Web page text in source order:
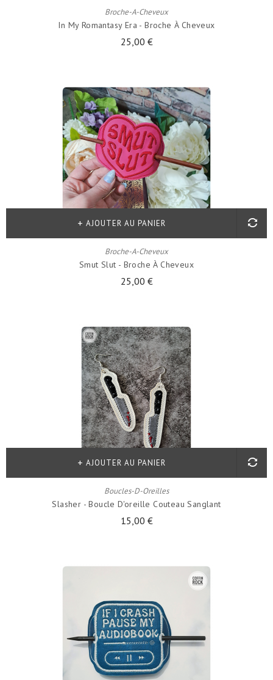
Broche-A-Cheveux
In My Romantasy Era - Broche À Cheveux
25,00 €
Broche-A-Cheveux
Smut Slut - Broche À Cheveux
25,00 €
AJOUTER AU PANIER
Boucles-D-Oreilles
Slasher - Boucle D'oreille Couteau Sanglant
15,00 €
AJOUTER AU PANIER